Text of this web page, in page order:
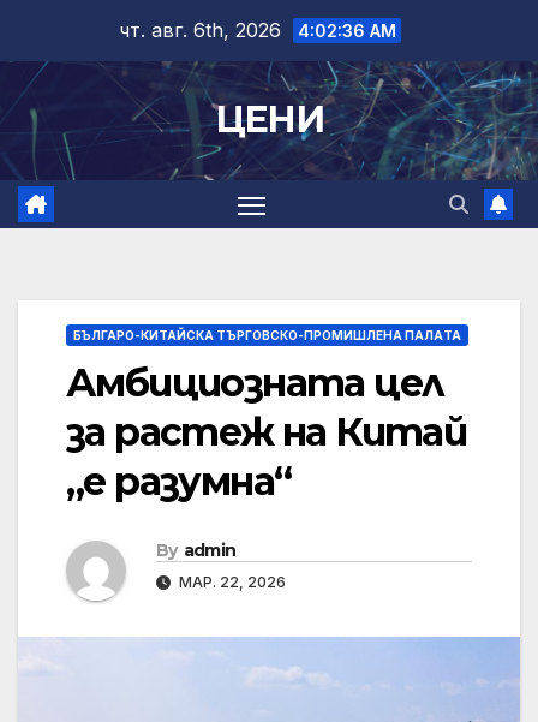
content
чт. авг. 6th, 2026 4:02:37 AM
ЦЕНИ
БЪЛГАРО-КИТАЙСКА ТЪРГОВСКО-ПРОМИШЛЕНА ПАЛAТА
Амбициозната цел
за растеж на Китай
„е разумна“
By admin
МАР. 22, 2026